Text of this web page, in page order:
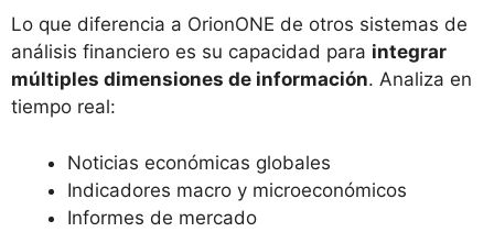
Lo que diferencia a OrionONE de otros sistemas de
análisis financiero es su capacidad para integrar
múltiples dimensiones de información. Analiza en
tiempo real:
Noticias económicas globales
Indicadores macro y microeconómicos
Informes de mercado